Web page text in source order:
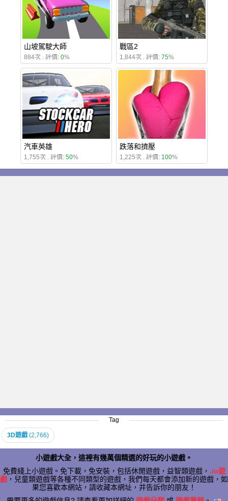
山坡駕駛大師
884次 . 評價: 0%
戰區2
1,844次 . 評價: 75%
汽車英雄
1,755次 . 評價: 50%
跌落和擠壓
1,225次 . 評價: 100%
Tag
3D遊戲 (2,766)
小遊戲大全，這裡有幾萬個精選的好玩的小遊戲。
免費綫上小遊戲。免下載，免安裝，包括休閒遊戲，益智類遊戲， .io遊
戲 ，兒童類遊戲等各種不同類型的遊戲，我們每天都會添加新的遊戲，如
果您喜歡本網站，請收藏本網址，并告訴你的朋友！